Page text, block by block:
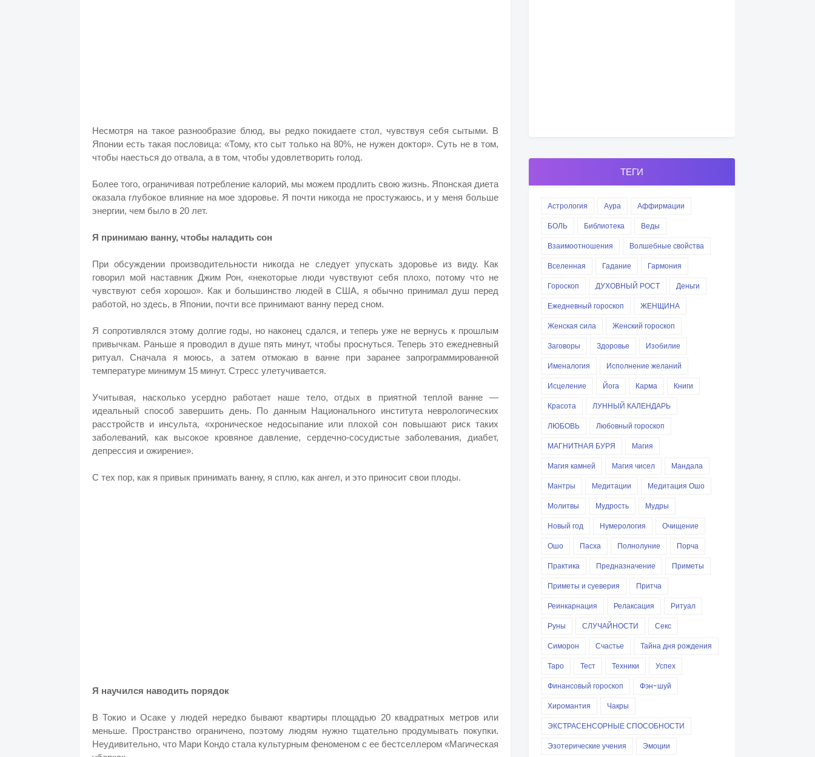
Несмотря на такое разнообразие блюд, вы редко покидаете стол, чувствуя себя сытыми. В
Японии есть такая пословица: «Тому, кто сыт только на 80%, не нужен доктор». Суть не в том,
чтобы наесться до отвала, а в том, чтобы удовлетворить голод.
Более того, ограничивая потребление калорий, мы можем продлить свою жизнь. Японская диета
оказала глубокое влияние на мое здоровье. Я почти никогда не простужаюсь, и у меня больше
энергии, чем было в 20 лет.
Я принимаю ванну, чтобы наладить сон
При обсуждении производительности никогда не следует упускать здоровье из виду. Как
говорил мой наставник Джим Рон, «некоторые люди чувствуют себя плохо, потому что не
чувствуют себя хорошо». Как и большинство людей в США, я обычно принимал душ перед
работой, но здесь, в Японии, почти все принимают ванну перед сном.
Я сопротивлялся этому долгие годы, но наконец сдался, и теперь уже не вернусь к прошлым
привычкам. Раньше я проводил в душе пять минут, чтобы проснуться. Теперь это ежедневный
ритуал. Сначала я моюсь, а затем отмокаю в ванне при заранее запрограммированной
температуре минимум 15 минут. Стресс улетучивается.
Учитывая, насколько усердно работает наше тело, отдых в приятной теплой ванне —
идеальный способ завершить день. По данным Национального института неврологических
расстройств и инсульта, «хроническое недосыпание или плохой сон повышают риск таких
заболеваний, как высокое кровяное давление, сердечно-сосудистые заболевания, диабет,
депрессия и ожирение».
С тех пор, как я привык принимать ванну, я сплю, как ангел, и это приносит свои плоды.
Я научился наводить порядок
В Токио и Осаке у людей нередко бывают квартиры площадью 20 квадратных метров или
меньше. Пространство ограничено, поэтому людям нужно тщательно продумывать покупки.
Неудивительно, что Мари Кондо стала культурным феноменом с ее бестселлером «Магическая
ТЕГИ
Астрология Аура
Аффирмации
БОЛЬ
Библиотека
Веды
Взаимоотношения
Волшебные свойства
Вселенная
Гадание
Гармония
Гороскоп
ДУХОВНЫЙ РОСТ
Деньги
Ежедневный гороскоп
ЖЕНЩИНА
Женская сила
Женский гороскоп
Заговоры
Здоровье
Изобилие
Именалогия
Исполнение желаний
Исцеление
Йога Карма
Книги
Красота
ЛУННЫЙ КАЛЕНДАРЬ
ЛЮБОВЬ
Любовный гороскоп
МАГНИТНАЯ БУРЯ
Магия
Магия камней
Магия чисел
Мандала
Мантры
Медитации
Медитация Ошо
Молитвы
Мудрость
Мудры
Новый год
Нумерология
Очищение
Ошо
Пасха Полнолуние
Порча
Практика
Предназначение
Приметы
Приметы и суеверия
Притча
Реинкарнация
Релаксация
Ритуал
Руны
СЛУЧАЙНОСТИ
Секс
Симорон
Счастье
Тайна дня рождения
Таро
Тест Техники
Успех
Финансовый гороскоп
Фэн-шуй
Хиромантия
Чакры
ЭКСТРАСЕНСОРНЫЕ СПОСОБНОСТИ
Эзотерические учения
Эмоции